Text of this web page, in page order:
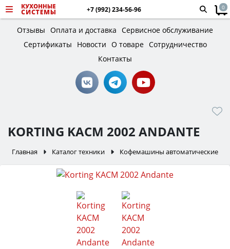
+7 (992) 234-56-96 0
Отзывы Оплата и доставка Сервисное обслуживание
Сертификаты
Новости О товаре Сотрудничество
Контакты
KORTING KACM 2002 ANDANTE
Главная Каталог техники Кофемашины автоматические